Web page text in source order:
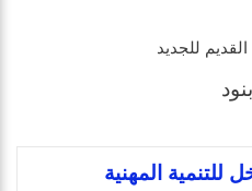
للجديد
للتنمية المهنية